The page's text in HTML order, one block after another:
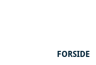
FORSIDE